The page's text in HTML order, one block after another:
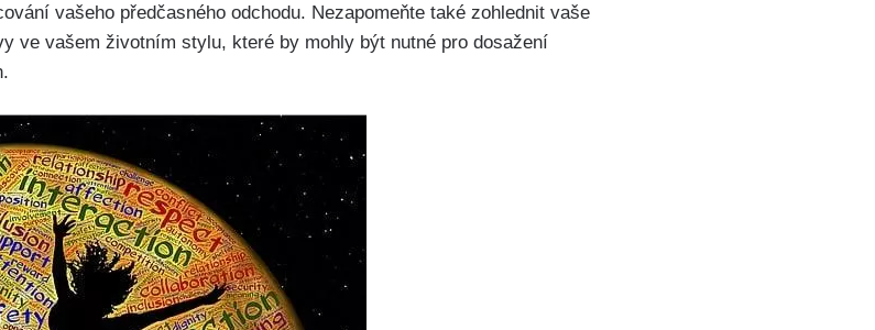
vašeho předčasného odchodu. Nezapomeňte také zohlednit vaše
ve vašem životním ‌stylu, které by mohly být nutné pro dosažení